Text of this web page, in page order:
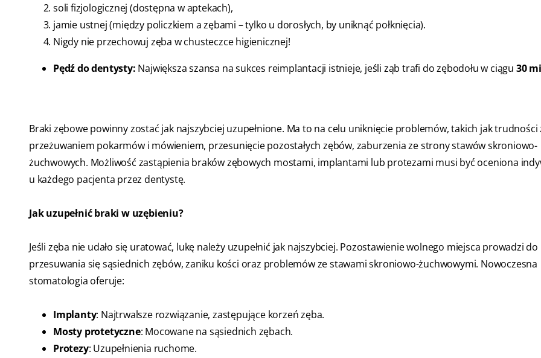
soli fizjologicznej (dostępna w aptekach),
jamie ustnej (między policzkiem a zębami – tylko u dorosłych, by uniknąć połknięcia).
Nigdy nie przechowuj zęba w chusteczce higienicznej!
Pędź do dentysty: Największa szansa na sukces reimplantacji istnieje, jeśli ząb trafi do zębodołu w ciągu 30
Braki zębowe powinny zostać jak najszybciej uzupełnione. Ma to na celu uniknięcie problemów, takich jak trudności
przeżuwaniem pokarmów i mówieniem, przesunięcie pozostałych zębów, zaburzenia ze strony stawów skroniowo-
żuchwowych. Możliwość zastąpienia braków zębowych mostami, implantami lub protezami musi być oceniona
u każdego pacjenta przez dentystę.
Jak uzupełnić braki w uzębieniu?
Jeśli zęba nie udało się uratować, lukę należy uzupełnić jak najszybciej. Pozostawienie wolnego miejsca prowadzi do
przesuwania się sąsiednich zębów, zaniku kości oraz problemów ze stawami skroniowo-żuchwowymi. Nowoczesna
stomatologia oferuje:
Implanty: Najtrwalsze rozwiązanie, zastępujące korzeń zęba.
Mosty protetyczne: Mocowane na sąsiednich zębach.
Protezy: Uzupełnienia ruchome.